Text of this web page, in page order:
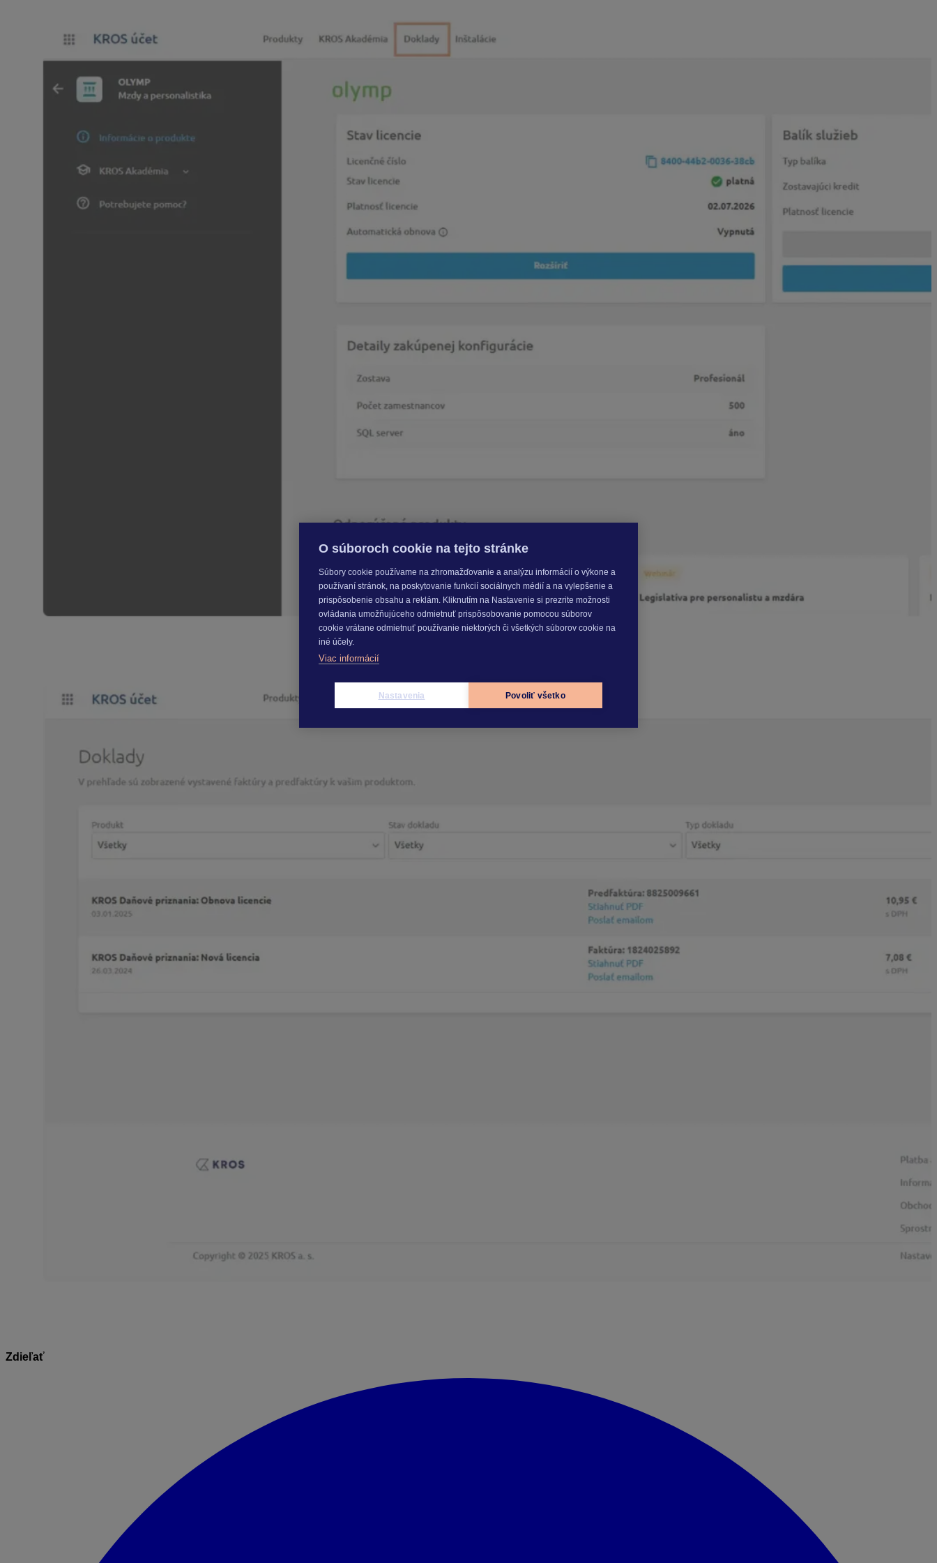
Zdieľať
O súboroch cookie na tejto stránke
Súbory cookie používame na zhromažďovanie a analýzu informácií o výkone a
používaní stránok, na poskytovanie funkcií sociálnych médií a na vylepšenie a
prispôsobenie obsahu a reklám. Kliknutím na Nastavenie si prezrite možnosti
ovládania umožňujúceho odmietnuť prispôsobovanie pomocou súborov
cookie vrátane odmietnuť používanie niektorých či všetkých súborov cookie na
iné účely.
Viac informácií
Nastavenia Povoliť všetko